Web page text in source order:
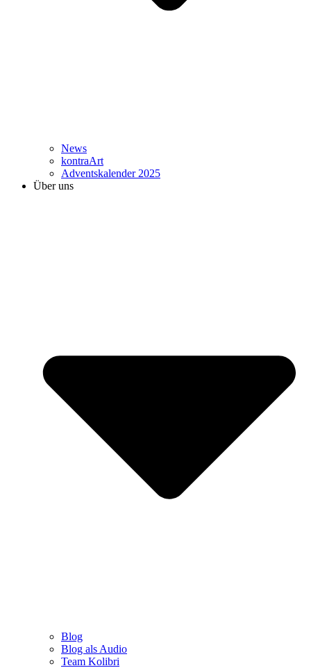
News
kontraArt
Adventskalender 2025
Über uns
Blog
Blog als Audio
Team Kolibri